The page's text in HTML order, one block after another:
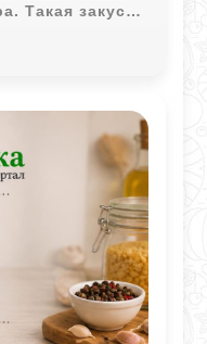
Такая закуска
стола и